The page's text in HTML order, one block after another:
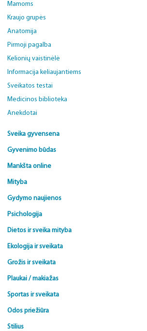
Mamoms
Kraujo grupės
Anatomija
Pirmoji pagalba
Kelionių vaistinėlė
Informacija keliaujantiems
Sveikatos testai
Medicinos biblioteka
Anekdotai
Sveika gyvensena
Gyvenimo būdas
Mankšta online
Mityba
Gydymo naujienos
Psichologija
Dietos ir sveika mityba
Ekologija ir sveikata
Grožis ir sveikata
Plaukai / makiažas
Sportas ir sveikata
Odos priežiūra
Stilius